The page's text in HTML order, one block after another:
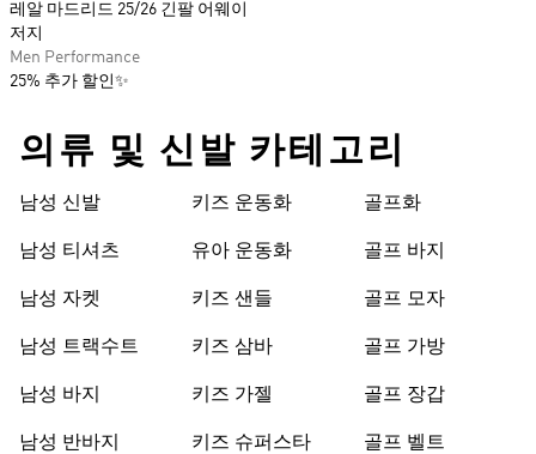
레알 마드리드 25/26 긴팔 어웨이
저지
Men Performance
25% 추가 할인✨
의류 및 신발 카테고리
남성 신발
남성 티셔츠
남성 자켓
남성 트랙수트
남성 바지
남성 반바지
키즈 운동화
유아 운동화
키즈 샌들
키즈 삼바
키즈 가젤
키즈 슈퍼스타
골프화
골프 바지
골프 모자
골프 가방
골프 장갑
골프 벨트